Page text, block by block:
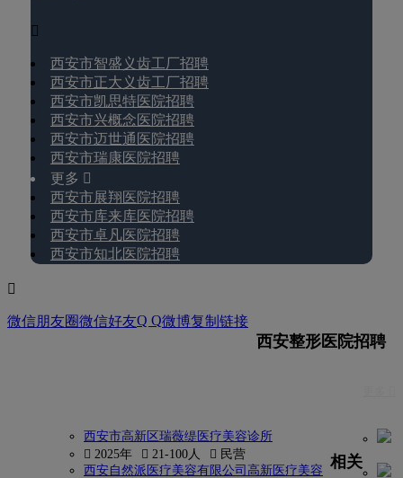

西安市智盛义齿工厂招聘
西安市正大义齿工厂招聘
西安市凯思特医院招聘
西安市兴概念医院招聘
西安市迈世通医院招聘
西安市瑞康医院招聘
更多 
西安市展翔医院招聘
西安市库来库医院招聘
西安市卓凡医院招聘
西安市知北医院招聘

微信朋友圈微信好友Q Q微博复制链接
西安整形医院招聘
西安市高新区瑞薇缇医疗美容诊所
 2025年
 21-100人
 民营
西安自然派医疗美容有限公司高新医疗美容 相关